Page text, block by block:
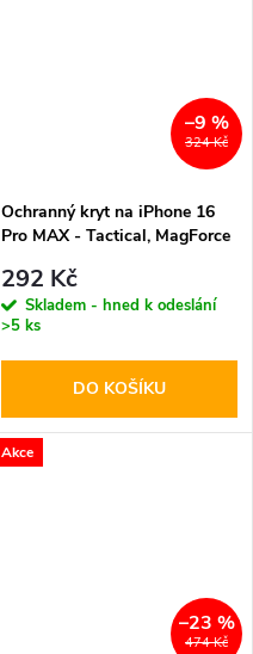
324 Kč
–9 %
Ochranný kryt na iPhone 16
Pro MAX - Tactical, MagForce
292 Kč
Skladem - hned k odeslání
>5 ks
DO KOŠÍKU
Akce
474 Kč
–23 %